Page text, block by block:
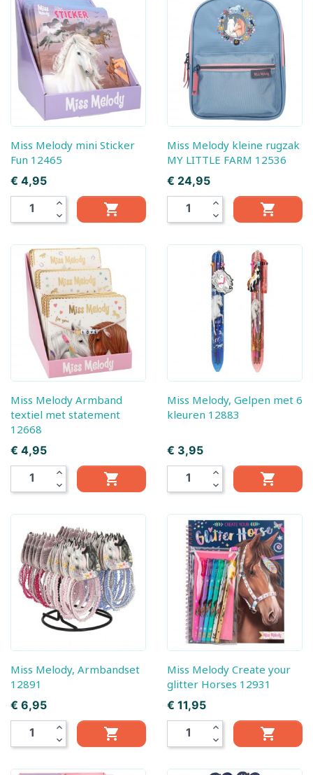
Miss Melody mini Sticker
Fun 12465
Prijs
€ 4,95
expand_less
expand_more

Miss Melody kleine rugzak
MY LITTLE FARM 12536
Prijs
€ 24,95
expand_less
expand_more

Miss Melody Armband
textiel met statement
12668
Prijs
€ 4,95
expand_less
expand_more

Miss Melody, Gelpen met 6
kleuren 12883
Prijs
€ 3,95
expand_less
expand_more

Miss Melody, Armbandset
12891
Prijs
€ 6,95
expand_less
expand_more

Miss Melody Create your
glitter Horses 12931
Prijs
€ 11,95
expand_less
expand_more
